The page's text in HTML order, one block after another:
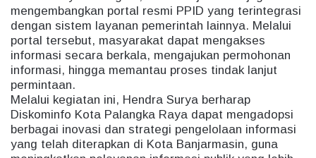
mengembangkan portal resmi PPID yang terintegrasi
dengan sistem layanan pemerintah lainnya. Melalui
portal tersebut, masyarakat dapat mengakses
informasi secara berkala, mengajukan permohonan
informasi, hingga memantau proses tindak lanjut
permintaan.
Melalui kegiatan ini, Hendra Surya berharap
Diskominfo Kota Palangka Raya dapat mengadopsi
berbagai inovasi dan strategi pengelolaan informasi
yang telah diterapkan di Kota Banjarmasin, guna